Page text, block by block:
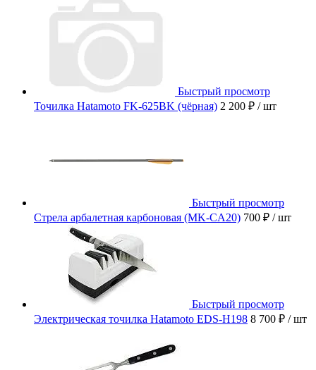
Быстрый просмотр
Точилка Hatamoto FK-625BK (чёрная) 2 200 ₽ / шт
Быстрый просмотр
Стрела арбалетная карбоновая (MK-CA20) 700 ₽ / шт
Быстрый просмотр
Электрическая точилка Hatamoto EDS-H198 8 700 ₽ / шт